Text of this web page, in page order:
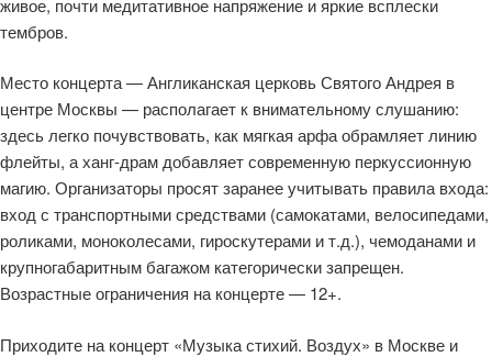
тембров.
Место концерта — Англиканская церковь Святого Андрея в
центре Москвы — располагает к внимательному слушанию:
здесь легко почувствовать, как мягкая арфа обрамляет линию
флейты, а ханг-драм добавляет современную перкуссионную
магию. Организаторы просят заранее учитывать правила входа:
вход с транспортными средствами (самокатами, велосипедами,
роликами, моноколесами, гироскутерами и т.д.), чемоданами и
крупногабаритным багажом категорически запрещен.
Возрастные ограничения на концерте — 12+.
Приходите на концерт «Музыка стихий. Воздух» в Москве и